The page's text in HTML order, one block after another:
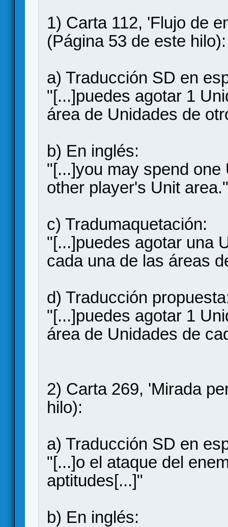
1) Carta 112, 'Flujo de
(Página 53 de este hilo):
a) Traducción SD en
"[...]puedes agotar 1
área de Unidades de
b) En inglés:
"[...]you may spend
other player's Unit area."
c) Tradumaquetación:
"[...]puedes agotar una
cada una de las áreas
d) Traducción
"[...]puedes agotar 1
área de Unidades de
2) Carta 269, 'Mirada
hilo):
a) Traducción SD en
"[...]o el ataque del
aptitudes[...]"
b) En inglés: